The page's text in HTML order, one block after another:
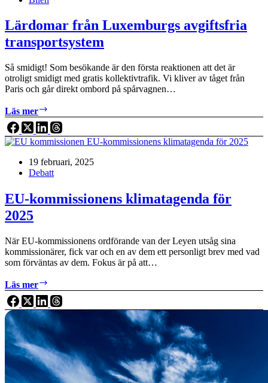
2030-
sekretariatet
Lärdomar från Luxemburgs avgiftsfria
transportsystem
Så smidigt! Som besökande är den första reaktionen att det är
otroligt smidigt med gratis kollektivtrafik. Vi kliver av tåget från
Paris och går direkt ombord på spårvagnen…
Läs mer
från
Luxemburgs
avgiftsfria
19 februari, 2025
Debatt
EU-kommissionens klimatagenda för
2025
När EU-kommissionens ordförande van der Leyen utsåg sina
kommissionärer, fick var och en av dem ett personligt brev med vad
som förväntas av dem. Fokus är på att…
Läs mer
kommissionens
klimatagenda
för
2025